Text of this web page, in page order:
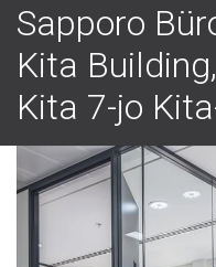
Sapporo
Kita
Kita 7-jo